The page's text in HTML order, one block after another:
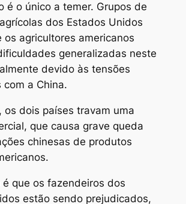
é o único a temer. Grupos de
dos Estados Unidos
os agricultores americanos
generalizadas neste
devido às tensões
com a China.
os dois países travam uma
que causa grave queda
chinesas de produtos
é que os fazendeiros dos
estão sendo prejudicados,